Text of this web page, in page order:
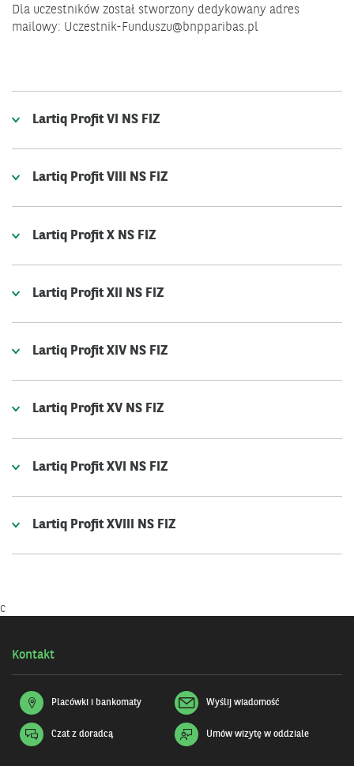
Dla uczestników został stworzony dedykowany adres
mailowy: Uczestnik-Funduszu@bnpparibas.pl
Lartiq Profit VI NS FIZ
Lartiq Profit VIII NS FIZ
Lartiq Profit X NS FIZ
Lartiq Profit XII NS FIZ
Lartiq Profit XIV NS FIZ
Lartiq Profit XV NS FIZ
Lartiq Profit XVI NS FIZ
Lartiq Profit XVIII NS FIZ
c
Kontakt
Placówki i bankomaty Wyślij wiadomość
Czat z doradcą
Otwiera
Umów wizytę w oddziale